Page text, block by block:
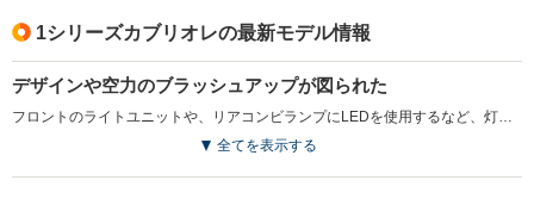
1シリーズカブリオレの最新モデル情報
デザインや空力のブラッシュアップが図られた
全てを表示する